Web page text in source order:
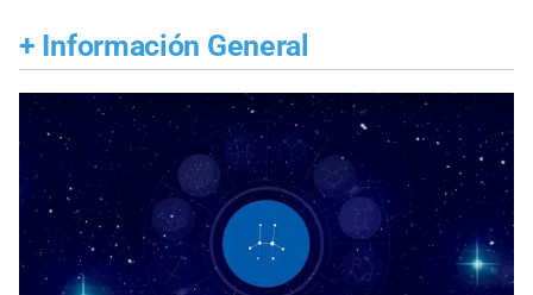
+ Información General